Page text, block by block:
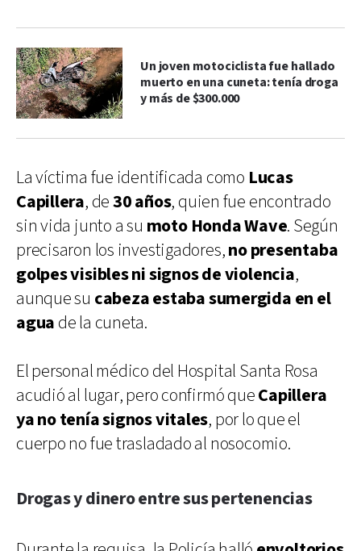
Un joven motociclista fue hallado
muerto en una cuneta: tenía droga
y más de $300.000
La víctima fue identificada como Lucas
Capillera, de30 años, quien fue encontrado
sin vida junto a su moto Honda Wave. Según
precisaron los investigadores,no presentaba
golpes visibles ni signos de violencia,
aunque su cabeza estaba sumergida en el
agua de la cuneta.
El personal médico del Hospital Santa Rosa
acudió al lugar, pero confirmó queCapillera
ya no tenía signos vitales, por lo que el
cuerpo no fue trasladado al nosocomio.
Drogas y dinero entre sus pertenencias